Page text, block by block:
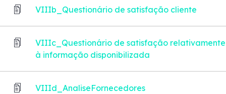
VIIIb_Questionário de satisfação cliente
VIIIc_Questionário de satisfação relativamente
à informação disponibilizada
VIIId_AnaliseFornecedores